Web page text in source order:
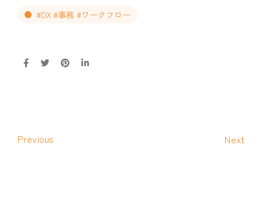
#DX #事務 #ワークフロー
Previous Next